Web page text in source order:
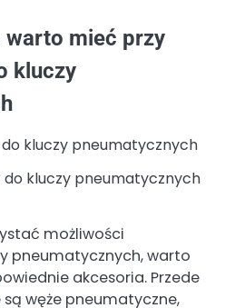
mieć przy
kluczy
kluczy pneumatycznych
możliwości
pneumatycznych, warto
akcesoria. Przede
węże pneumatyczne,